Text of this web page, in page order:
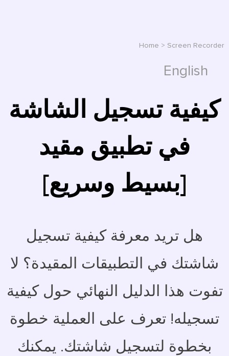
Home > Screen Recorder
English
كيفية تسجيل الشاشة
في تطبيق مقيد
[بسيط وسريع]
هل تريد معرفة كيفية تسجيل
شاشتك في التطبيقات المقيدة؟ لا
تفوت هذا الدليل النهائي حول كيفية
تسجيله! تعرف على العملية خطوة
بخطوة لتسجيل شاشتك. يمكنك